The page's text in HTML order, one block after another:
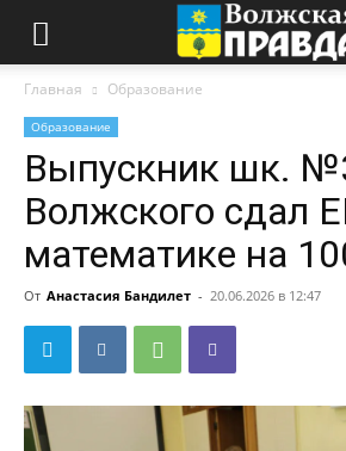
Главная Образование
Образование
Выпускник шк.
Волжского сдал
математике на
От Анастасия Бандилет - 20.06.2026 в 12:47